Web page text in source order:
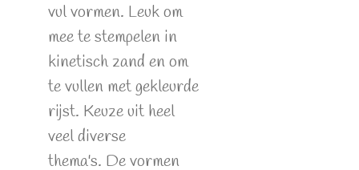
vul vormen. Leuk om
mee te stempelen in
kinetisch zand en om
te vullen met gekleurde
rijst. Keuze uit heel
veel diverse
thema's. De vormen